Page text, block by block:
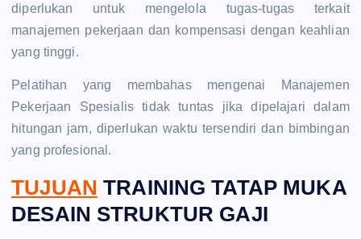
diperlukan untuk mengelola tugas-tugas terkait
manajemen pekerjaan dan kompensasi dengan keahlian
yang tinggi.
Pelatihan yang membahas mengenai Manajemen
Pekerjaan Spesialis tidak tuntas jika dipelajari dalam
hitungan jam, diperlukan waktu tersendiri dan bimbingan
yang profesional.
TUJUAN TRAINING TATAP MUKA
DESAIN STRUKTUR GAJI